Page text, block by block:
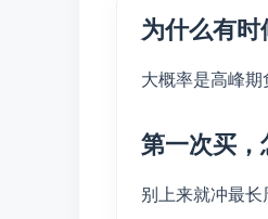
为什么有时
大概率是高峰期
第一次买，
别上来就冲最长